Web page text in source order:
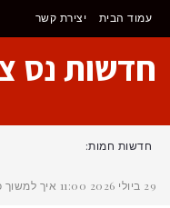
לתוכן
עמוד הבית יצירת קשר
חדשות נס
חדשות חמות:
29 ביולי 2026 11:00 איך למשוך